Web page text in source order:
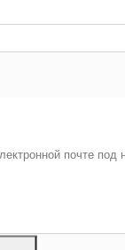
почте
use